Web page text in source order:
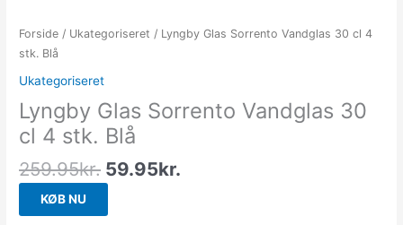
Forside / Ukategoriseret / Lyngby Glas Sorrento Vandglas 30 cl 4
stk. Blå
Ukategoriseret
Lyngby Glas Sorrento Vandglas 30
cl 4 stk. Blå
259.95kr. 59.95kr.
KØB NU